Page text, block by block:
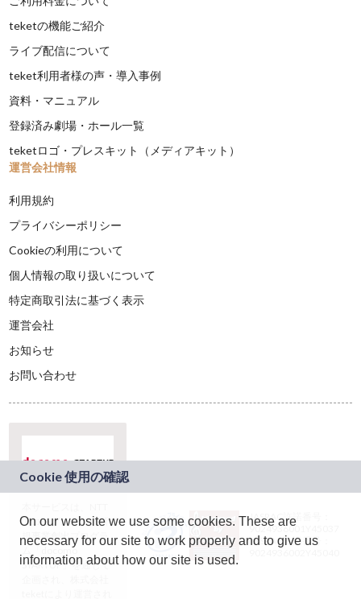
teketの機能ご紹介
ライブ配信について
teket利用者様の声・導入事例
資料・マニュアル
登録済み劇場・ホール一覧
teketロゴ・プレスキット（メディアキット）
運営会社情報
利用規約
プライバシーポリシー
Cookieの利用について
個人情報の取り扱いについて
特定商取引法に基づく表示
運営会社
お知らせ
お問い合わせ
ドコモグループの新
規事業創出プログラ
ム「docomo
STARTUP」を通じて
JASRAC許諾番号：
9024936001Y45037
JASRAC許諾番号：
On our website we use some cookies. These are
necessary for our site to work properly and to give us
information about how our site is used.